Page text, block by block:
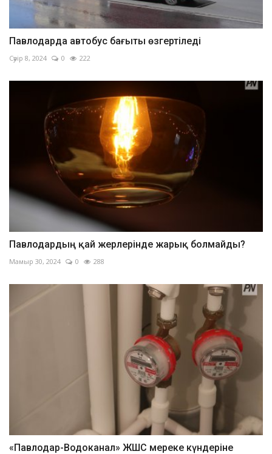
Павлодарда автобус бағыты өзгертіледі
Сәуір 8, 2024 0 222
Павлодардың қай жерлерінде жарық болмайды?
Мамыр 30, 2024 0 288
«Павлодар-Водоканал» ЖШС мереке күндеріне